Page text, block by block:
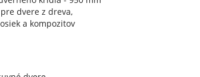
dvere z dreva,
a kompozitov